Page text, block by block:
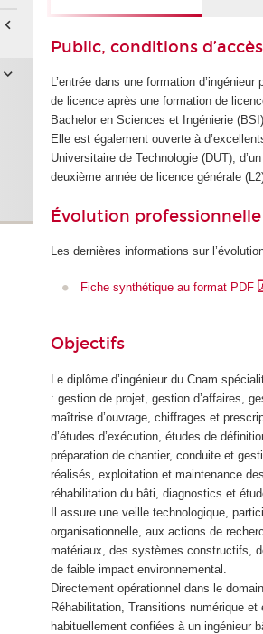
Public, conditions
L’entrée dans une formation
de licence après une formation de
Bachelor en Sciences et Ingénierie
Elle est également ouverte à
Universitaire de Technologie (DUT),
deuxième année de licence générale
Évolution
Les dernières informations sur
Fiche synthétique au format PDF
Objectifs
Le diplôme d’ingénieur du Cnam
: gestion de projet, gestion d’affaires,
maîtrise d’ouvrage, chiffrages et
d’études d’exécution, études de
préparation de chantier, conduite et
réalisés, exploitation et maintenance
réhabilitation du bâti, diagnostics et
Il assure une veille technologique,
organisationnelle, aux actions de
matériaux, des systèmes constructifs,
de faible impact environnemental.
Directement opérationnel dans le
Réhabilitation, Transitions numérique
habituellement confiées à un ingénieur